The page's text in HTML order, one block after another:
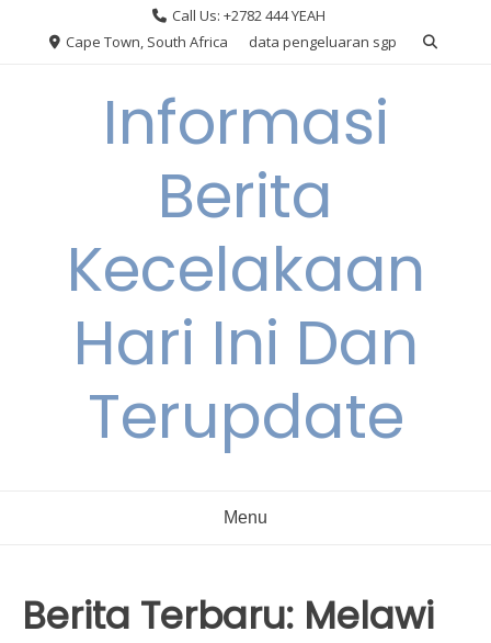
Call Us: +2782 444 YEAH
Cape Town, South Africa
data pengeluaran sgp
Informasi
Berita
Kecelakaan
Hari Ini Dan
Terupdate
Menu
Berita Terbaru: Melawi